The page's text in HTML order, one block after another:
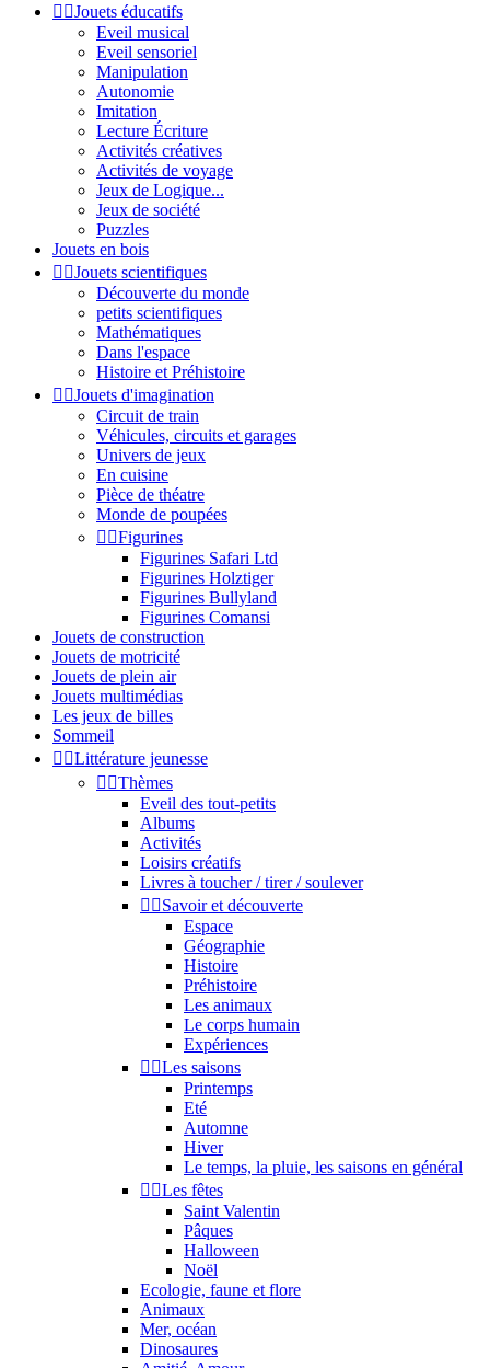
 Jouets éducatifs
Eveil musical
Eveil sensoriel
Manipulation
Autonomie
Imitation
Lecture Écriture
Activités créatives
Activités de voyage
Jeux de Logique...
Jeux de société
Puzzles
Jouets en bois
 Jouets scientifiques
Découverte du monde
petits scientifiques
Mathématiques
Dans l'espace
Histoire et Préhistoire
 Jouets d'imagination
Circuit de train
Véhicules, circuits et garages
Univers de jeux
En cuisine
Pièce de théatre
Monde de poupées
 Figurines
Figurines Safari Ltd
Figurines Holztiger
Figurines Bullyland
Figurines Comansi
Jouets de construction
Jouets de motricité
Jouets de plein air
Jouets multimédias
Les jeux de billes
Sommeil
 Littérature jeunesse
 Thèmes
Eveil des tout-petits
Albums
Activités
Loisirs créatifs
Livres à toucher / tirer / soulever
 Savoir et découverte
Espace
Géographie
Histoire
Préhistoire
Les animaux
Le corps humain
Expériences
 Les saisons
Printemps
Eté
Automne
Hiver
Le temps, la pluie, les saisons en général
 Les fêtes
Saint Valentin
Pâques
Halloween
Noël
Ecologie, faune et flore
Animaux
Mer, océan
Dinosaures